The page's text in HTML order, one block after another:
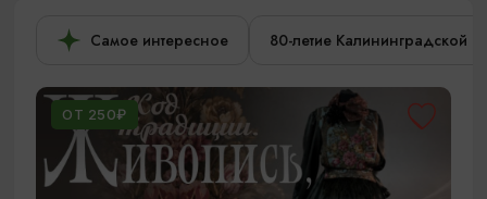
Самое интересное 80-летие Калининградской
ОТ 250₽